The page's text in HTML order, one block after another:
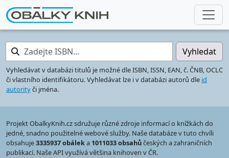
Zadejte ISBN… Vyhledat
Vyhledávat v databázi titulů je možné dle ISBN, ISSN, EAN, č. ČNB, OCLC
či vlastního identifikátoru. Vyhledávat lze i v databázi autorů dle id
autorityči jména.
Projekt ObalkyKnih.cz sdružuje různé zdroje informací o knížkách do
jedné, snadno použitelné webové služby. Naše databáze v tuto chvíli
obsahuje3335937 obáleka 1011033 obsahůčeských a zahraničních
publikací. Naše API využívá většina knihoven v ČR.